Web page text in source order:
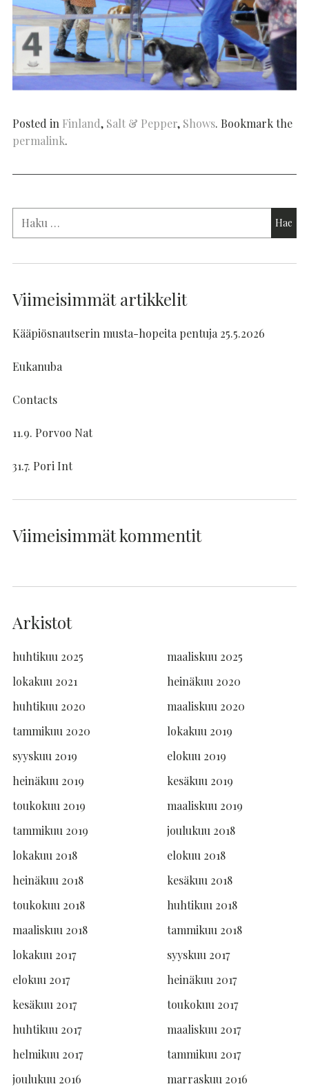
Posted in Finland, Salt & Pepper, Shows. Bookmark the
permalink.
Viimeisimmät artikkelit
Kääpiösnautserin musta-hopeita pentuja 25.5.2026
Eukanuba
Contacts
11.9. Porvoo Nat
31.7. Pori Int
Viimeisimmät kommentit
Arkistot
huhtikuu 2025
maaliskuu 2025
lokakuu 2021
heinäkuu 2020
huhtikuu 2020
maaliskuu 2020
tammikuu 2020
lokakuu 2019
syyskuu 2019
elokuu 2019
heinäkuu 2019
kesäkuu 2019
toukokuu 2019
maaliskuu 2019
tammikuu 2019
joulukuu 2018
lokakuu 2018
elokuu 2018
heinäkuu 2018
kesäkuu 2018
toukokuu 2018
huhtikuu 2018
maaliskuu 2018
tammikuu 2018
lokakuu 2017
syyskuu 2017
elokuu 2017
heinäkuu 2017
kesäkuu 2017
toukokuu 2017
huhtikuu 2017
maaliskuu 2017
helmikuu 2017
tammikuu 2017
joulukuu 2016
marraskuu 2016